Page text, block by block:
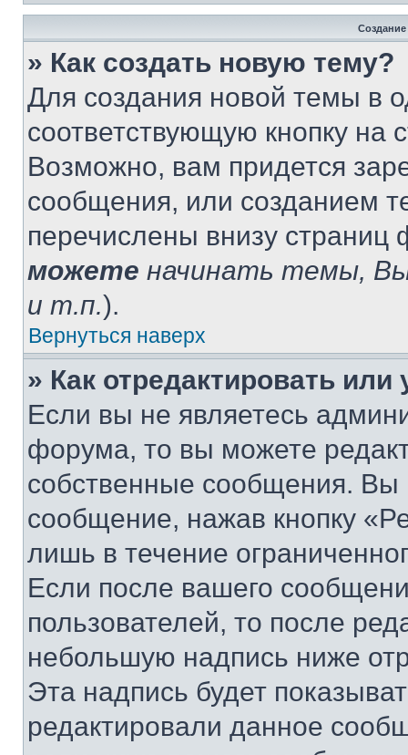
» Как создать новую тему?
Для создания новой темы в
соответствующую кнопку
Возможно, вам придется
сообщения, или созданием
перечислены внизу
можете начинать темы,
и т.п.).
Вернуться наверх
» Как отредактировать
Если вы не являетесь
форума, то вы можете
собственные сообщения. Вы
сообщение, нажав кнопку
лишь в течение
Если после вашего
пользователей, то после
небольшую надпись ниже
Эта надпись будет
редактировали данное